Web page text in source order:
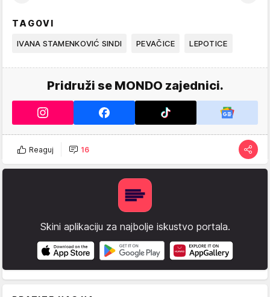
TAGOVI
IVANA STAMENKOVIĆ SINDI PEVAČICE LEPOTICE
Pridruži se MONDO zajednici.
Reaguj 16
Skini aplikaciju za najbolje iskustvo portala.